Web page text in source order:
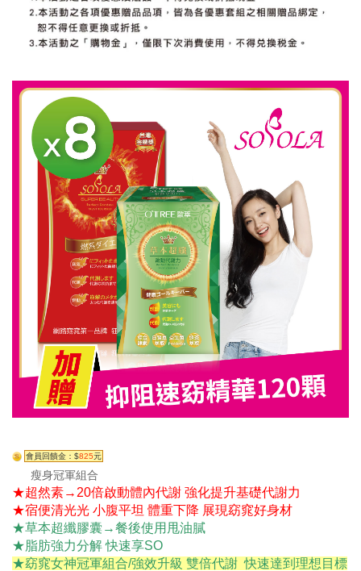
會員回饋金：$825元
瘦身冠軍組合
★超然素→20倍啟動體內代謝 強化提升基礎代謝力
★宿便清光光 小腹平坦 體重下降 展現窈窕好身材
★草本超纖膠囊→餐後使用甩油膩
★脂肪強力分解 快速享SO
★窈窕女神冠軍組合/強效升級 雙倍代謝 快速達到理想目標